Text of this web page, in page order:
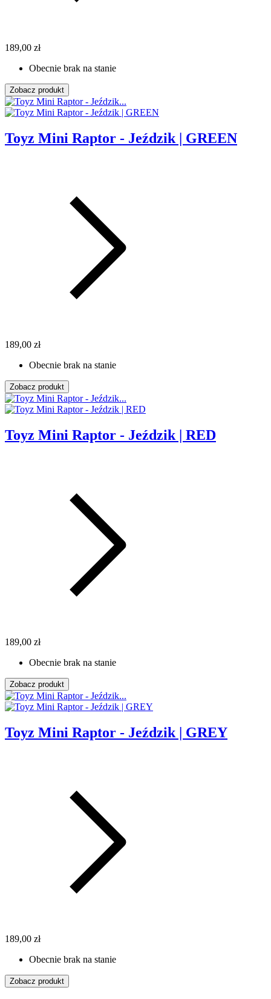
189,00 zł
Obecnie brak na stanie
Zobacz produkt
Toyz Mini Raptor - Jeździk | GREEN
189,00 zł
Obecnie brak na stanie
Zobacz produkt
Toyz Mini Raptor - Jeździk | RED
189,00 zł
Obecnie brak na stanie
Zobacz produkt
Toyz Mini Raptor - Jeździk | GREY
189,00 zł
Obecnie brak na stanie
Zobacz produkt